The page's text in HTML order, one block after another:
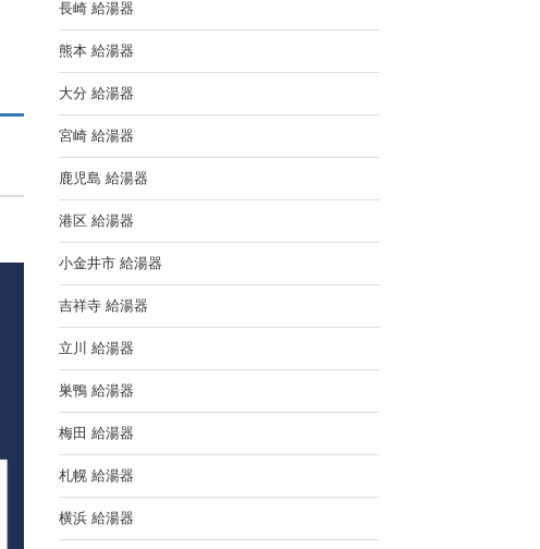
長崎 給湯器
熊本 給湯器
大分 給湯器
宮崎 給湯器
鹿児島 給湯器
港区 給湯器
小金井市 給湯器
吉祥寺 給湯器
立川 給湯器
巣鴨 給湯器
梅田 給湯器
札幌 給湯器
横浜 給湯器